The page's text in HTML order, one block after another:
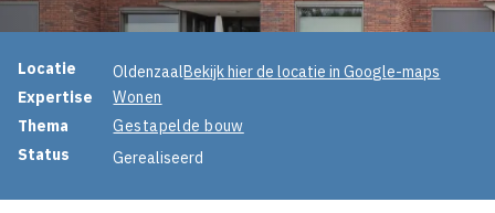
Projectinformatie
Locatie OldenzaalBekijk hier de locatie in Google-maps
Expertise
Wonen
Thema
Gestapelde bouw
Status
Gerealiseerd